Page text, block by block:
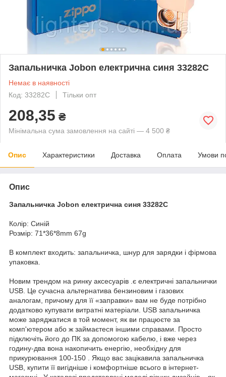
Запальничка Jobon електрична синя 33282C
Немає в наявності
Код: 33282C
Тільки опт
208,35 ₴
Мінімальна сума замовлення на сайті — 4 500 ₴
Опис Характеристики Доставка Оплата Умови
Опис
Запальничка Jobon електрична синя 33282C
Колір: Синій
Розмір: 71*36*8mm 67g
В комплект входить: запальничка, шнур для зарядки і фірмова
упаковка.
Новим трендом на ринку аксесуарів .є електричні запальнички
USB. Це сучасна альтернатива бензиновим і газових
аналогам, причому для її «заправки» вам не буде потрібно
додатково купувати витратні матеріали. USB запальничка
може заряджатися в той момент, як ви працюєте за
комп'ютером або ж займаєтеся іншими справами. Просто
підключіть його до ПК за допомогою кабелю, і вже через
годину-два вона накопичить енергію, необхідну для
прикурювання 100-150 . Якщо вас зацікавила запальничка
USB, купити її вигідніше і комфортніше всього в інтернет-